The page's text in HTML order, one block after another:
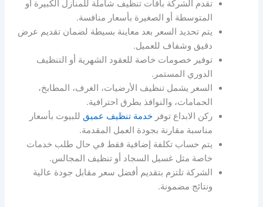
تقدم الشركة باقات تنظيف شاملة للمنازل الكبيرة أو
المتوسطة أو الصغيرة بأسعار منافسة.
يتم تحديد السعر بعد معاينة بسيطة لضمان تقديم عرض
دقيق وشفاف للعميل.
توفير خصومات خاصة للعقود الشهرية أو التنظيف
الدوري المستمر.
السعر يشمل تنظيف الأرضيات، الغرف، المطابخ،
الحمامات، والنوافذ بطرق احترافية.
ركن الابداع توفرخدمة تنظيف عميق للبيوت بأسعار
مناسبة مقارنة بجودة العمل المقدمة.
يتم حساب تكلفة إضافية فقط في حال طلب خدمات
خاصة مثل غسيل السجاد أو تنظيف المجالس.
الشركة تلتزم بتقديم أفضل سعر مقابل جودة عالية
ونتائج مضمونة.